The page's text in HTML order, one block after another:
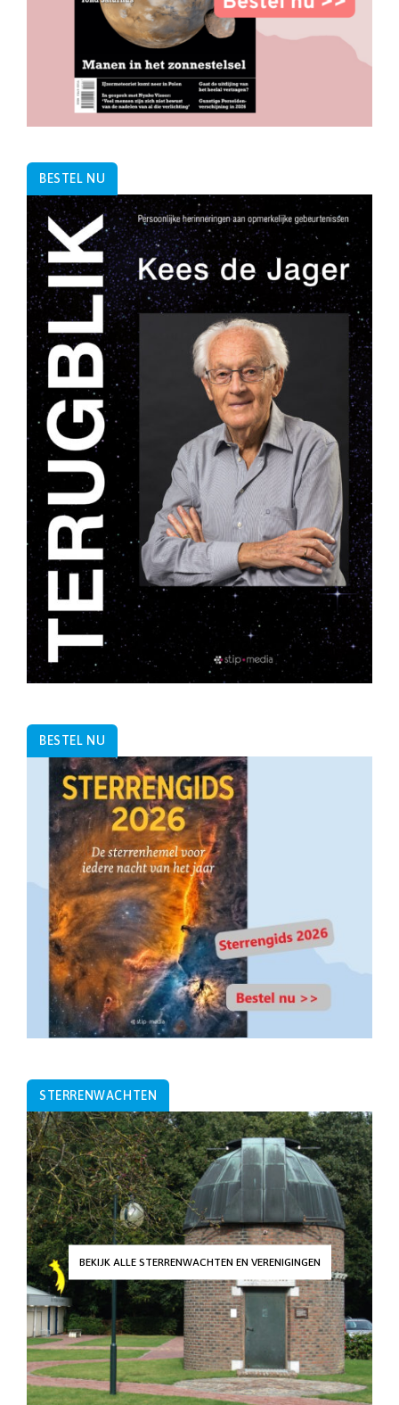
BESTEL NU
BESTEL NU
STERRENWACHTEN
BEKIJK ALLE STERRENWACHTEN EN VERENIGINGEN